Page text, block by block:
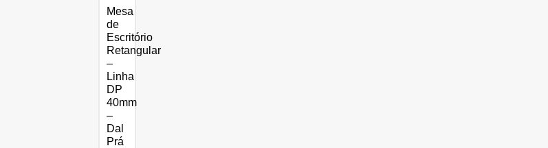
Mesa
de
Escritório
Retangular
–
Linha
DP
40mm
–
Dal
Prá